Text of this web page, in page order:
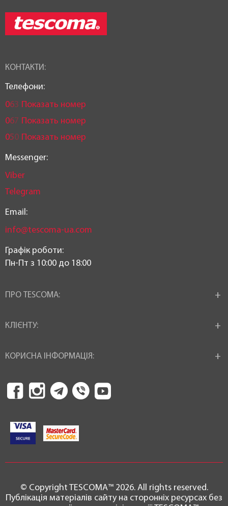
КОНТАКТИ:
Телефони:
063 Показать номер
067 Показать номер
050 Показать номер
Messenger:
Viber
Telegram
Email:
info@tescoma-ua.com
Графік роботи:
Пн-Пт з 10:00 до 18:00
ПРО TESCOMA:
КЛІЄНТУ:
КОРИСНА ІНФОРМАЦІЯ:
© Copyright TESCOMA™ 2026. All rights reserved.
Публікація матеріалів сайту на сторонніх ресурсах без